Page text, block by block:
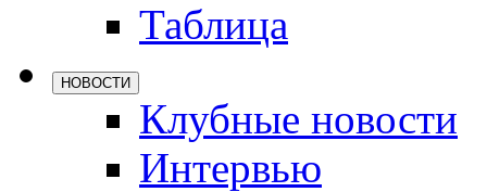
Таблица
НОВОСТИ
Клубные новости
Интервью